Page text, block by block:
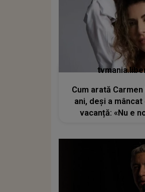
Cum arată
ani, deși a
vacanță: «Nu e